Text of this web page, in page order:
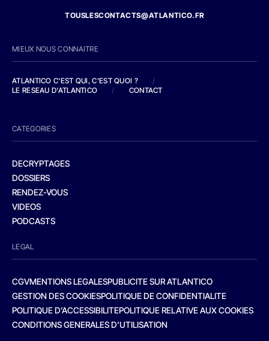
TOUSLESCONTACTS@ATLANTICO.FR
MIEUX NOUS CONNAITRE
ATLANTICO C'EST QUI, C'EST QUOI ?
/
LE RESEAU D'ATLANTICO
/ CONTACT
CATEGORIES
DECRYPTAGES
DOSSIERS
RENDEZ-VOUS
VIDEOS
PODCASTS
LEGAL
CGVMENTIONS LEGALESPUBLICITE SUR ATLANTICO
GESTION DES COOKIESPOLITIQUE DE CONFIDENTIALITE
POLITIQUE D’ACCESSIBILITEPOLITIQUE RELATIVE AUX COOKIES
CONDITIONS GENERALES D’UTILISATION